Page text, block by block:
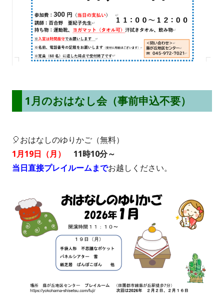
1月のおはなし会（事前申込不要）
🎈おはなしのゆりかご （無料）
1月19日（月）
11時10分～
当日直接プレイルームまでお越しください。